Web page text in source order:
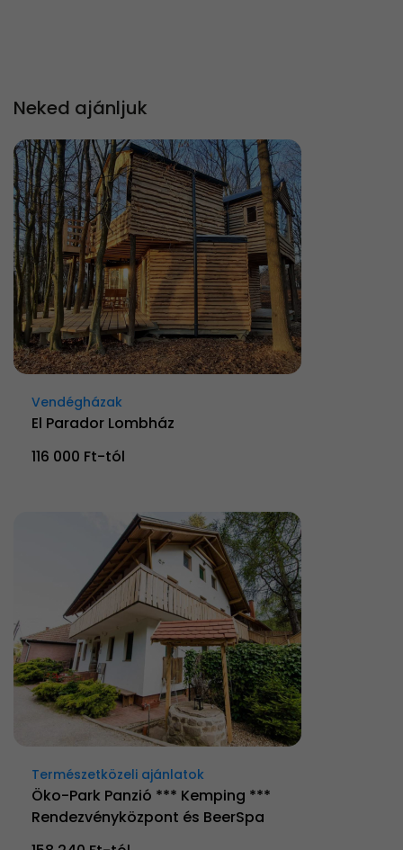
Neked ajánljuk
Vendégházak
El Parador Lombház
116 000 Ft-tól
Természetközeli ajánlatok
Öko-Park Panzió *** Kemping ***
Rendezvényközpont és BeerSpa